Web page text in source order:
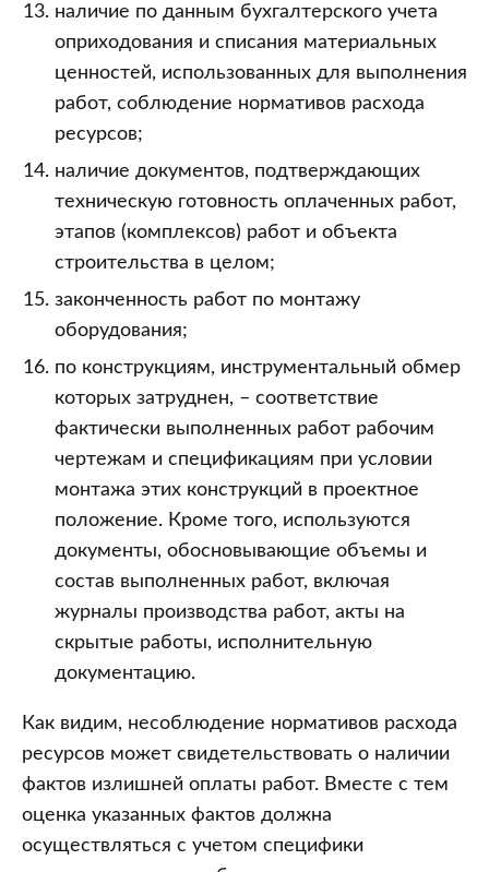
наличие по данным бухгалтерского учета
оприходования и списания материальных
ценностей, использованных для выполнения
работ, соблюдение нормативов расхода
ресурсов;
наличие документов, подтверждающих
техническую готовность оплаченных работ,
этапов (комплексов) работ и объекта
строительства в целом;
законченность работ по монтажу
оборудования;
по конструкциям, инструментальный обмер
которых затруднен, – соответствие
фактически выполненных работ рабочим
чертежам и спецификациям при условии
монтажа этих конструкций в проектное
положение. Кроме того, используются
документы, обосновывающие объемы и
состав выполненных работ, включая
журналы производства работ, акты на
скрытые работы, исполнительную
документацию.
Как видим, несоблюдение нормативов расхода
ресурсов может свидетельствовать о наличии
фактов излишней оплаты работ. Вместе с тем
оценка указанных фактов должна
осуществляться с учетом специфики